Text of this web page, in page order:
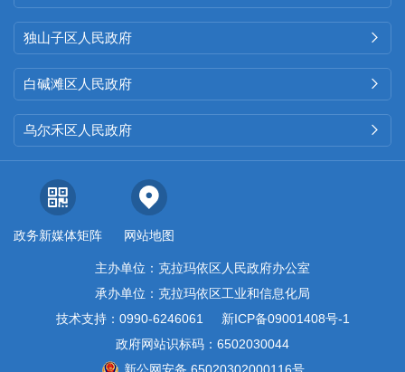
独山子区人民政府 
白碱滩区人民政府 
乌尔禾区人民政府 
政务新媒体矩阵 网站地图
主办单位：克拉玛依区人民政府办公室
承办单位：克拉玛依区工业和信息化局
技术支持：0990-6246061
新ICP备09001408号-1
政府网站识标码：6502030044
新公网安备 65020302000116号